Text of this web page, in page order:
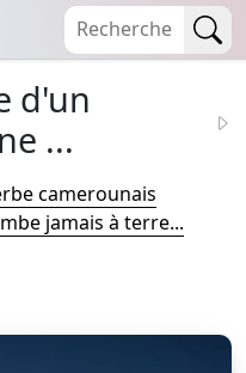
d'un
...
camerounais
jamais à terre...